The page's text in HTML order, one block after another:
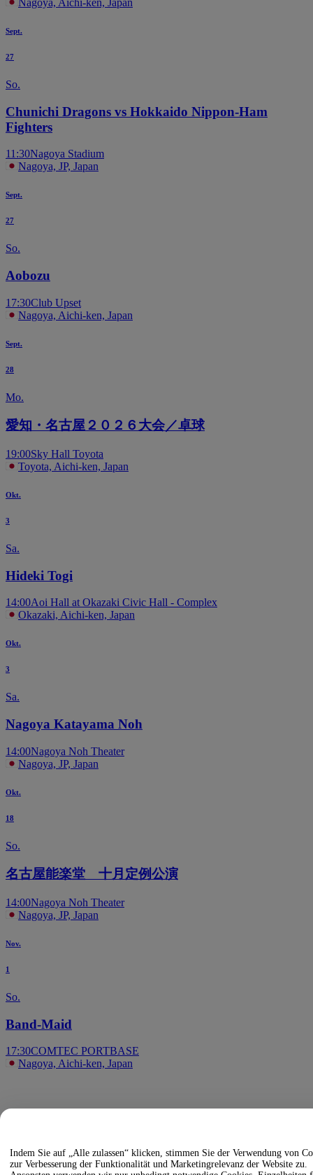
Nagoya, Aichi-ken, Japan
Sept.
27
So.
Chunichi Dragons vs Hokkaido Nippon-Ham
Fighters
11:30Nagoya Stadium
Nagoya, JP, Japan
Sept.
27
So.
Aobozu
17:30Club Upset
Nagoya, Aichi-ken, Japan
Sept.
28
Mo.
愛知・名古屋２０２６大会／卓球
19:00Sky Hall Toyota
Toyota, Aichi-ken, Japan
Okt.
3
Sa.
Hideki Togi
14:00Aoi Hall at Okazaki Civic Hall - Complex
Okazaki, Aichi-ken, Japan
Okt.
3
Sa.
Nagoya Katayama Noh
14:00Nagoya Noh Theater
Nagoya, JP, Japan
Okt.
18
So.
名古屋能楽堂 十月定例公演
14:00Nagoya Noh Theater
Nagoya, JP, Japan
Nov.
1
So.
Band-Maid
17:30COMTEC PORTBASE
Nagoya, Aichi-ken, Japan
Indem Sie auf „Alle zulassen“ klicken, stimmen Sie der Verwendung von
zur Verbesserung der Funktionalität und Marketingrelevanz der Website zu.